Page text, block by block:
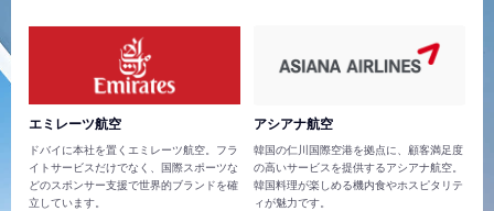
エミレーツ航空
ドバイに本社を置くエミレーツ航空。フラ
イトサービスだけでなく、国際スポーツな
どのスポンサー支援で世界的ブランドを確
立しています。
アシアナ航空
韓国の仁川国際空港を拠点に、顧客満足度
の高いサービスを提供するアシアナ航空。
韓国料理が楽しめる機内食やホスピタリテ
ィが魅力です。